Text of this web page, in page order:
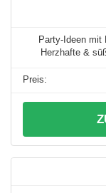
Party-Ideen
Herzhafte &